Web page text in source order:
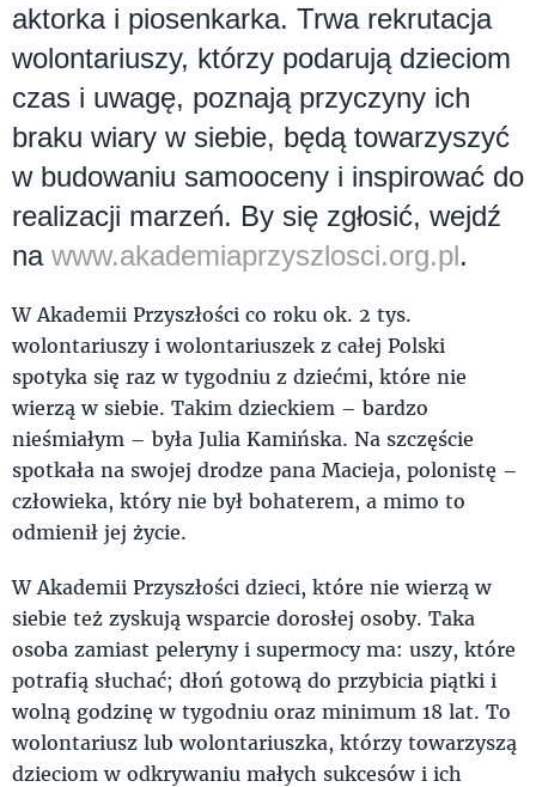
aktorka i piosenkarka. Trwa rekrutacja
wolontariuszy, którzy podarują dzieciom
czas i uwagę, poznają przyczyny ich
braku wiary w siebie, będą towarzyszyć
w budowaniu samooceny i inspirować do
realizacji marzeń. By się zgłosić, wejdź
na www.akademiaprzyszlosci.org.pl.
W Akademii Przyszłości co roku ok. 2 tys.
wolontariuszy i wolontariuszek z całej Polski
spotyka się raz w tygodniu z dziećmi, które nie
wierzą w siebie. Takim dzieckiem – bardzo
nieśmiałym – była Julia Kamińska. Na szczęście
spotkała na swojej drodze pana Macieja, polonistę –
człowieka, który nie był bohaterem, a mimo to
odmienił jej życie.
W Akademii Przyszłości dzieci, które nie wierzą w
siebie też zyskują wsparcie dorosłej osoby. Taka
osoba zamiast peleryny i supermocy ma: uszy, które
potrafią słuchać; dłoń gotową do przybicia piątki i
wolną godzinę w tygodniu oraz minimum 18 lat. To
wolontariusz lub wolontariuszka, którzy towarzyszą
dzieciom w odkrywaniu małych sukcesów i ich